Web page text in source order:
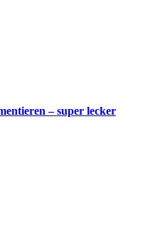
– super lecker